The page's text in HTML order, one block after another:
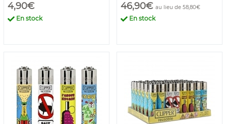
4,90€
En stock
46,90€ au lieu de 58,80€
En stock